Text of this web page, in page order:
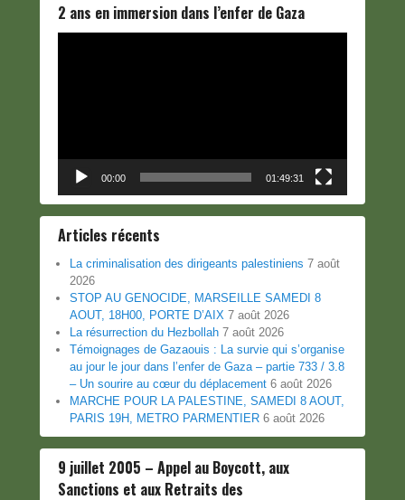
2 ans en immersion dans l’enfer de Gaza
00:00 01:49:31
Articles récents
La criminalisation des dirigeants palestiniens 7 août
2026
STOP AU GENOCIDE, MARSEILLE SAMEDI 8
AOUT, 18H00, PORTE D’AIX 7 août 2026
La résurrection du Hezbollah 7 août 2026
Témoignages de Gazaouis : La survie qui s’organise
au jour le jour dans l’enfer de Gaza – partie 733 / 3.8
– Un sourire au cœur du déplacement 6 août 2026
MARCHE POUR LA PALESTINE, SAMEDI 8 AOUT,
PARIS 19H, METRO PARMENTIER 6 août 2026
9 juillet 2005 – Appel au Boycott, aux
Sanctions et aux Retraits des